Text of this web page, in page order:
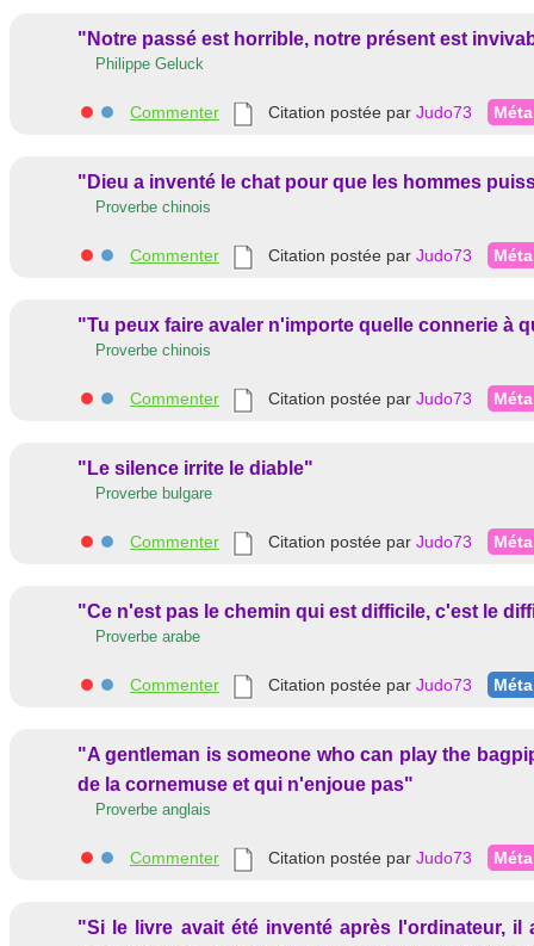
"Notre passé est horrible, notre présent est
Philippe Geluck
Commenter Citation postée par Judo73 Méta
"Dieu a inventé le chat pour que les hommes
Proverbe chinois
Commenter Citation postée par Judo73 Méta
"Tu peux faire avaler n'importe quelle connerie à
Proverbe chinois
Commenter Citation postée par Judo73 Méta
"Le silence irrite le diable"
Proverbe bulgare
Commenter Citation postée par Judo73 Méta
"Ce n'est pas le chemin qui est difficile, c'est le
Proverbe arabe
Commenter Citation postée par Judo73 Méta
"A gentleman is someone who can play the
de la cornemuse et qui n'enjoue pas"
Proverbe anglais
Commenter Citation postée par Judo73 Méta
"Si le livre avait été inventé après l'ordinateur,